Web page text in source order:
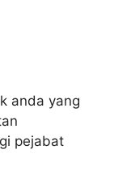
anda yang
pejabat